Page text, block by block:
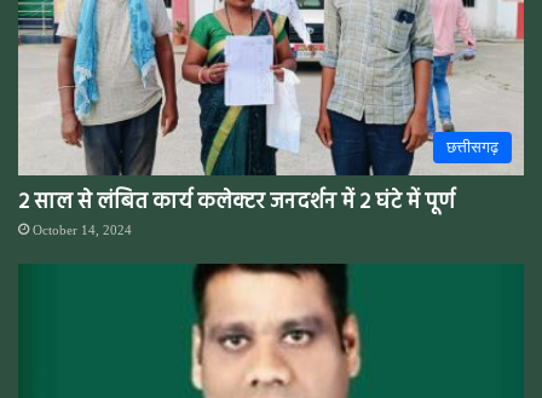
छत्तीसगढ़
2 साल से लंबित कार्य कलेक्टर जनदर्शन में 2 घंटे में पूर्ण
October 14, 2024